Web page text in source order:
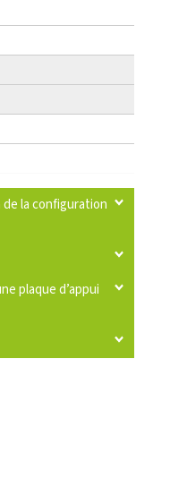
la configuration
plaque d’appui